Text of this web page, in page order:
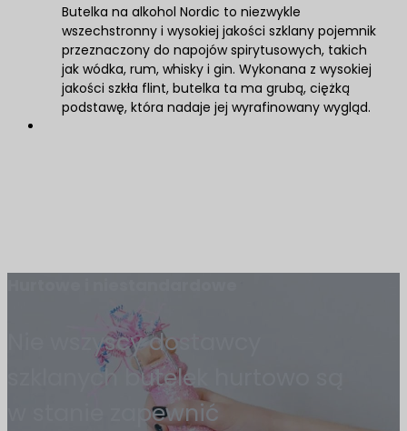
Butelka na alkohol Nordic to niezwykle
wszechstronny i wysokiej jakości szklany pojemnik
przeznaczony do napojów spirytusowych, takich
jak wódka, rum, whisky i gin. Wykonana z wysokiej
jakości szkła flint, butelka ta ma grubą, ciężką
podstawę, która nadaje jej wyrafinowany wygląd.
Nie wszyscy dostawcy
szklanych butelek hurtowo są
w stanie zapewnić